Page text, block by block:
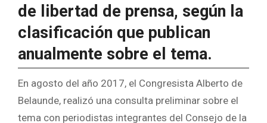
de libertad de prensa, según la
clasificación que publican
anualmente sobre el tema.
En agosto del año 2017, el Congresista Alberto de
Belaunde, realizó una consulta preliminar sobre el
tema con periodistas integrantes del Consejo de la